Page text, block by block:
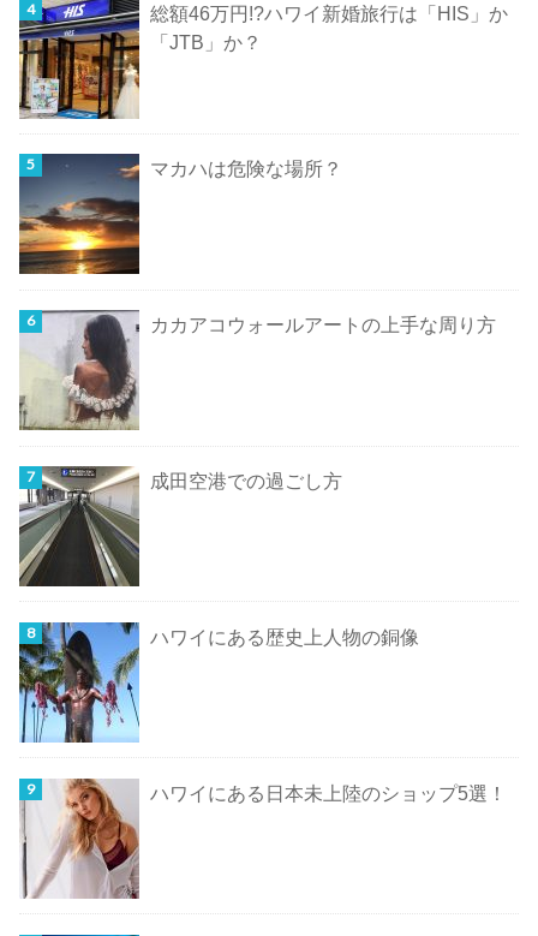
総額46万円!?ハワイ新婚旅行は「HIS」か
「JTB」か？
マカハは危険な場所？
カカアコウォールアートの上手な周り方
成田空港での過ごし方
ハワイにある歴史上人物の銅像
ハワイにある日本未上陸のショップ5選！